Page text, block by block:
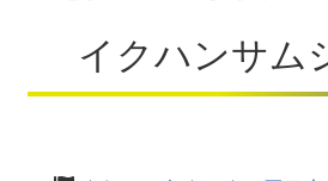
イクハンサム